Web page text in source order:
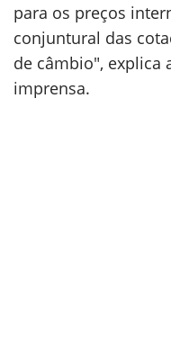
para os preços
conjuntural das
de câmbio", explica
imprensa.